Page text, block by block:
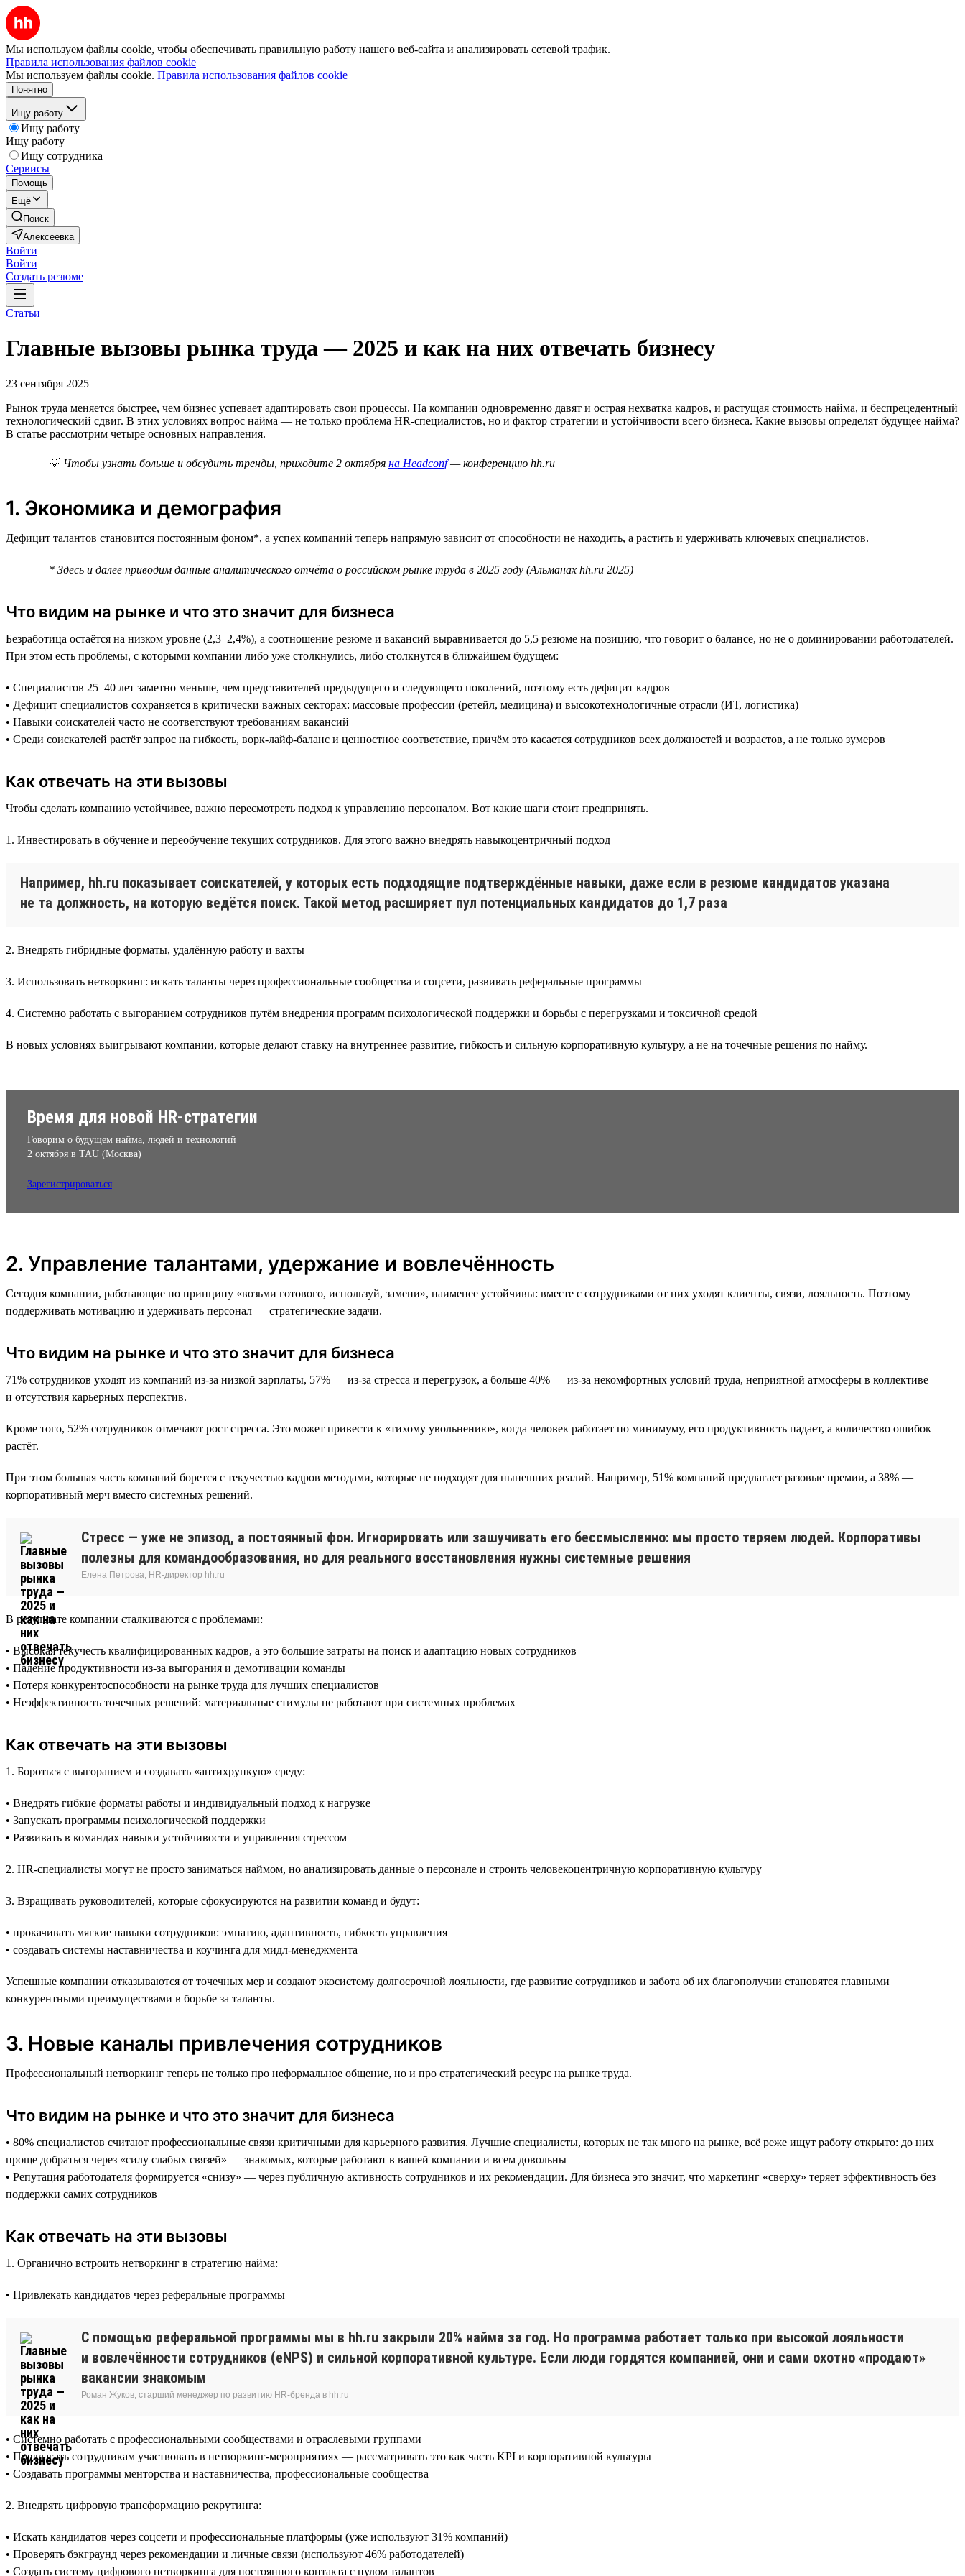
Мы используем файлы cookie, чтобы обеспечивать правильную работу нашего веб-сайта и анализировать сетевой трафик.
Правила использования файлов cookie
Мы используем файлы cookie. Правила использования файлов cookie
Понятно
Ищу работу
Ищу работу
Ищу работу
Ищу сотрудника
Сервисы
Помощь
Ещё
Поиск
Алексеевка
Войти
Войти
Создать резюме
Статьи
Главные вызовы рынка труда — 2025 и как на них отвечать бизнесу
23 сентября 2025
Рынок труда меняется быстрее, чем бизнес успевает адаптировать свои процессы. На компании одновременно давят и острая нехватка кадров, и растущая стоимость найма, и беспрецедентный
технологический сдвиг. В этих условиях вопрос найма — не только проблема HR-специалистов, но и фактор стратегии и устойчивости всего бизнеса. Какие вызовы определят будущее найма?
В статье рассмотрим четыре основных направления.
💡 Чтобы узнать больше и обсудить тренды, приходите 2 октября на Headconf— конференцию hh.ru
1. Экономика и демография
Дефицит талантов становится постоянным фоном*, а успех компаний теперь напрямую зависит от способности не находить, а растить и удерживать ключевых специалистов.
* Здесь и далее приводим данные аналитического отчёта о российском рынке труда в 2025 году (Альманах hh.ru 2025)
Что видим на рынке и что это значит для бизнеса
Безработица остаётся на низком уровне (2,3–2,4%), а соотношение резюме и вакансий выравнивается до 5,5 резюме на позицию, что говорит о балансе, но не о доминировании работодателей.
При этом есть проблемы, с которыми компании либо уже столкнулись, либо столкнутся в ближайшем будущем:
• Специалистов 25–40 лет заметно меньше, чем представителей предыдущего и следующего поколений, поэтому есть дефицит кадров
• Дефицит специалистов сохраняется в критически важных секторах: массовые профессии (ретейл, медицина) и высокотехнологичные отрасли (ИТ, логистика)
• Навыки соискателей часто не соответствуют требованиям вакансий
• Среди соискателей растёт запрос на гибкость, ворк-лайф-баланс и ценностное соответствие, причём это касается сотрудников всех должностей и возрастов, а не только зумеров
Как отвечать на эти вызовы
Чтобы сделать компанию устойчивее, важно пересмотреть подход к управлению персоналом. Вот какие шаги стоит предпринять.
1. Инвестировать в обучение и переобучение текущих сотрудников. Для этого важно внедрять навыкоцентричный подход
Например, hh.ru показывает соискателей, у которых есть подходящие подтверждённые навыки, даже если в резюме кандидатов указана
не та должность, на которую ведётся поиск. Такой метод расширяет пул потенциальных кандидатов до 1,7 раза
2. Внедрять гибридные форматы, удалённую работу и вахты
3. Использовать нетворкинг: искать таланты через профессиональные сообщества и соцсети, развивать реферальные программы
4. Системно работать с выгоранием сотрудников путём внедрения программ психологической поддержки и борьбы с перегрузками и токсичной средой
В новых условиях выигрывают компании, которые делают ставку на внутреннее развитие, гибкость и сильную корпоративную культуру, а не на точечные решения по найму.
Время для новой HR-стратегии
Говорим о будущем найма, людей и технологий
2 октября в TAU (Москва)
Зарегистрироваться
2. Управление талантами, удержание и вовлечённость
Сегодня компании, работающие по принципу «возьми готового, используй, замени», наименее устойчивы: вместе с сотрудниками от них уходят клиенты, связи, лояльность. Поэтому
поддерживать мотивацию и удерживать персонал — стратегические задачи.
Что видим на рынке и что это значит для бизнеса
71% сотрудников уходят из компаний из-за низкой зарплаты, 57% — из-за стресса и перегрузок, а больше 40% — из-за некомфортных условий труда, неприятной атмосферы в коллективе
и отсутствия карьерных перспектив.
Кроме того, 52% сотрудников отмечают рост стресса. Это может привести к «тихому увольнению», когда человек работает по минимуму, его продуктивность падает, а количество ошибок
растёт.
При этом большая часть компаний борется с текучестью кадров методами, которые не подходят для нынешних реалий. Например, 51% компаний предлагает разовые премии, а 38% —
корпоративный мерч вместо системных решений.
Стресс — уже не эпизод, а постоянный фон. Игнорировать или зашучивать его бессмысленно: мы просто теряем людей. Корпоративы
полезны для командообразования, но для реального восстановления нужны системные решения
Елена Петрова, HR-директор hh.ru
В результате компании сталкиваются с проблемами:
• Высокая текучесть квалифицированных кадров, а это большие затраты на поиск и адаптацию новых сотрудников
• Падение продуктивности из-за выгорания и демотивации команды
• Потеря конкурентоспособности на рынке труда для лучших специалистов
• Неэффективность точечных решений: материальные стимулы не работают при системных проблемах
Как отвечать на эти вызовы
1. Бороться с выгоранием и создавать «антихрупкую» среду:
• Внедрять гибкие форматы работы и индивидуальный подход к нагрузке
• Запускать программы психологической поддержки
• Развивать в командах навыки устойчивости и управления стрессом
2. HR-специалисты могут не просто заниматься наймом, но анализировать данные о персонале и строить человекоцентричную корпоративную культуру
3. Взращивать руководителей, которые сфокусируются на развитии команд и будут:
• прокачивать мягкие навыки сотрудников: эмпатию, адаптивность, гибкость управления
• создавать системы наставничества и коучинга для мидл-менеджмента
Успешные компании отказываются от точечных мер и создают экосистему долгосрочной лояльности, где развитие сотрудников и забота об их благополучии становятся главными
конкурентными преимуществами в борьбе за таланты.
3. Новые каналы привлечения сотрудников
Профессиональный нетворкинг теперь не только про неформальное общение, но и про стратегический ресурс на рынке труда.
Что видим на рынке и что это значит для бизнеса
• 80% специалистов считают профессиональные связи критичными для карьерного развития. Лучшие специалисты, которых не так много на рынке, всё реже ищут работу открыто: до них
проще добраться через «силу слабых связей» — знакомых, которые работают в вашей компании и всем довольны
• Репутация работодателя формируется «снизу» — через публичную активность сотрудников и их рекомендации. Для бизнеса это значит, что маркетинг «сверху» теряет эффективность без
поддержки самих сотрудников
Как отвечать на эти вызовы
1. Органично встроить нетворкинг в стратегию найма:
• Привлекать кандидатов через реферальные программы
С помощью реферальной программы мы в hh.ru закрыли 20% найма за год. Но программа работает только при высокой лояльности
и вовлечённости сотрудников (eNPS) и сильной корпоративной культуре. Если люди гордятся компанией, они и сами охотно «продают»
вакансии знакомым
Роман Жуков, старший менеджер по развитию HR-бренда в hh.ru
• Системно работать с профессиональными сообществами и отраслевыми группами
• Предлагать сотрудникам участвовать в нетворкинг-мероприятиях — рассматривать это как часть KPI и корпоративной культуры
• Создавать программы менторства и наставничества, профессиональные сообщества
2. Внедрять цифровую трансформацию рекрутинга:
• Искать кандидатов через соцсети и профессиональные платформы (уже используют 31% компаний)
• Проверять бэкграунд через рекомендации и личные связи (используют 46% работодателей)
• Создать систему цифрового нетворкинга для постоянного контакта с пулом талантов